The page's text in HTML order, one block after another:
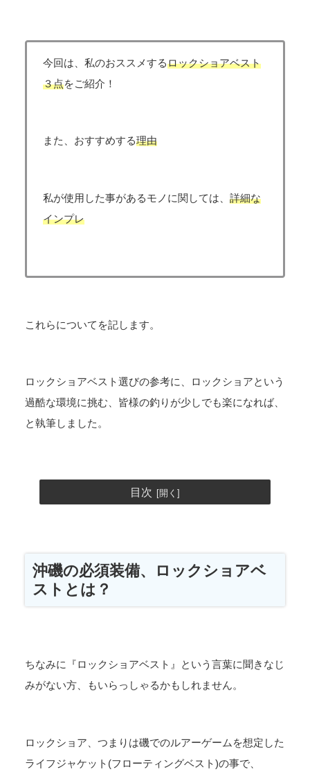
今回は、私のおススメするロックショアベスト
３点をご紹介！
また、おすすめする理由
私が使用した事があるモノに関しては、 詳細な
インプレ
これらについてを記します。
ロックショアベスト選びの参考に、ロックショアという
過酷な環境に挑む、皆様の釣りが少しでも楽になれば、
と執筆しました。
目次
沖磯の必須装備、ロックショアベ
ストとは？
ちなみに『ロックショアベスト』という言葉に聞きなじ
みがない方、もいらっしゃるかもしれません。
ロックショア、つまりは磯でのルアーゲームを想定した
ライフジャケット(フローティングベスト)の事で、